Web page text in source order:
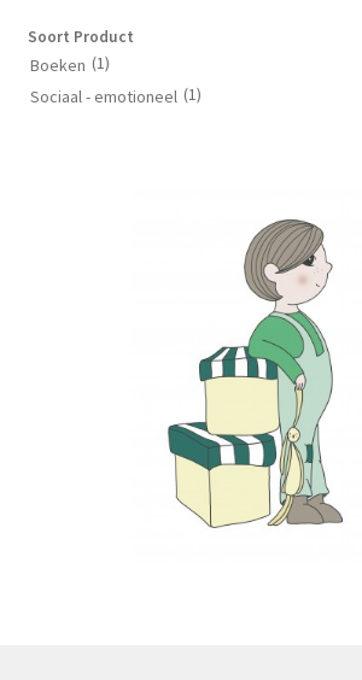
Soort Product
Boeken (1)
Sociaal - emotioneel (1)